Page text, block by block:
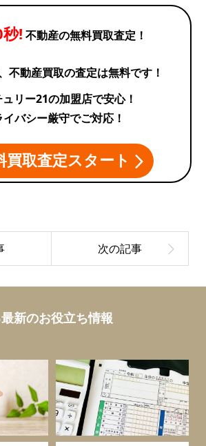
! 不動産の無料買取査定！
不動産買取の査定は無料です！
リー21の加盟店で安心！
イバシー厳守でご対応！
買取査定スタート
新のお役立ち情報